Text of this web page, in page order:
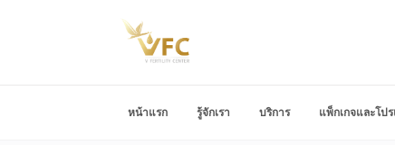
หน้าแรก รู้จักเรา บริการ แพ็กเกจและโป